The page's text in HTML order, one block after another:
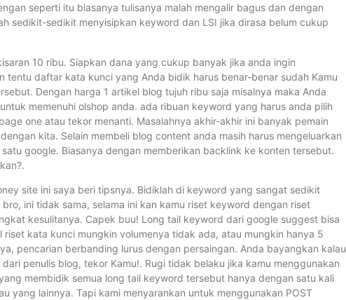
seperti itu biasanya tulisanya malah mengalir bagus dan dengan
sedikit-sedikit menyisipkan keyword dan LSI jika dirasa belum cukup
10 ribu. Siapkan dana yang cukup banyak jika anda ingin
tentu daftar kata kunci yang Anda bidik harus benar-benar sudah Kamu
Dengan harga 1 artikel blog tujuh ribu saja misalnya maka Anda
memenuhi olshop anda. ada ribuan keyword yang harus anda pilih
one atau tekor menanti. Masalahnya akhir-akhir ini banyak pemain
kita. Selain membeli blog content anda masih harus mengeluarkan
google. Biasanya dengan memberikan backlink ke konten tersebut.
site ini saya beri tipsnya. Bidiklah di keyword yang sangat sedikit
ini tidak sama, selama ini kan kamu riset keyword dengan riset
kesulitanya. Capek buu! Long tail keyword dari google suggest bisa
kata kunci mungkin volumenya tidak ada, atau mungkin hanya 5
pencarian berbanding lurus dengan persaingan. Anda bayangkan kalau
penulis blog, tekor Kamu!. Rugi tidak belaku jika kamu menggunakan
membidik semua long tail keyword tersebut hanya dengan satu kali
yang lainnya. Tapi kami menyarankan untuk menggunakan POST